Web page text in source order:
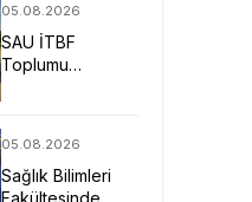
Hazırlıyor
05.08.2026
SAU İTBF
Toplumu
Yetiştiriyor
05.08.2026
Sağlık Bilimleri
Fakültesinden